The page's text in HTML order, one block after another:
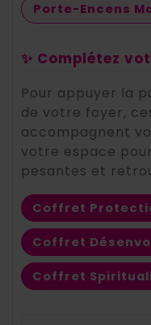
Porte-Encens
✨ Complétez
Pour appuyer la
de votre foyer,
accompagnent
votre espace
pesantes et
Coffret
Coffret
Coffret